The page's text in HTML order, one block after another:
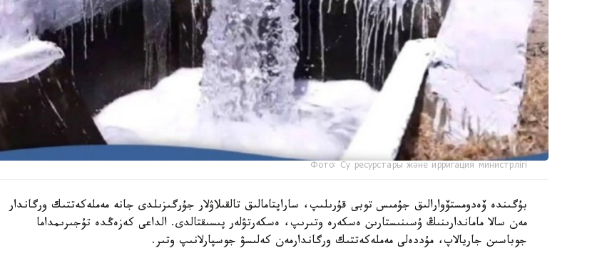
Фото: Су ресурстары және ирригация министрлігі
بۇگىندە ۆەدومستۆوارالىق جۇمىس توبى قۇرىلىپ، ساراپتامالىق تالقىلاۋلار جۇرگىزىلدى جانە مەملەكەتتىك ورگاندار
مەن سالا ماماندارىنىڭ ۇسىنىستارىن ەسكەرە وتىرىپ، ەسكەرتۋلەر پىسىقتالدى. الداعى كەزەڭدە تۇجىرىمداما
جوباسىن جاريالاپ، مۇددەلى مەملەكەتتىك ورگاندارمەن كەلىسۋ جوسپارلانىپ وتىر.